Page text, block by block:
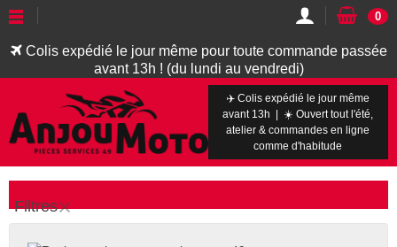
Colis expédié le jour même pour toute commande passée
avant 13h ! (du lundi au vendredi)
0
✈️ Colis expédié le jour même
avant 13h | ☀️ Ouvert tout l'été,
atelier & commandes en ligne
comme d'habitude
Filtres